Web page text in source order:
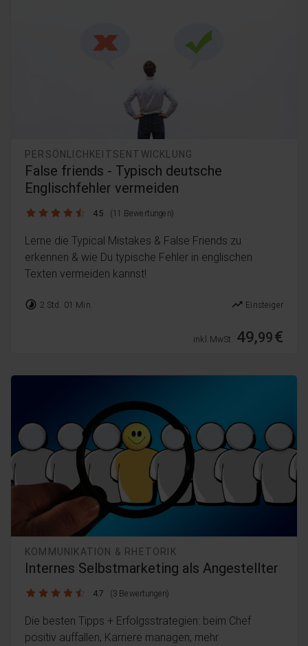
PERSÖNLICHKEITSENTWICKLUNG
False friends - Typisch deutsche
Englischfehler vermeiden
4.5 / 5 4.5 (11 Bewertungen)
Lerne die Typical Mistakes & False Friends zu
erkennen & wie Du typische Fehler in englischen
Texten vermeiden kannst!
timelapse 2 Std. 01 Min. trending_up Einsteiger
inkl. MwSt. 49,99€
KOMMUNIKATION & RHETORIK
Internes Selbstmarketing als Angestellter
4.7 / 5 4.7 (3 Bewertungen)
Die besten Tipps + Erfolgsstrategien: beim Chef
positiv auffallen, Karriere managen, mehr